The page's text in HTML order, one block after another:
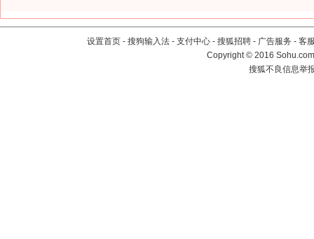
设置首页 - 搜狗输入法 - 支付中心 - 搜狐招聘 - 广告服务 - 客
Copyright©2016
搜狐不良信息举